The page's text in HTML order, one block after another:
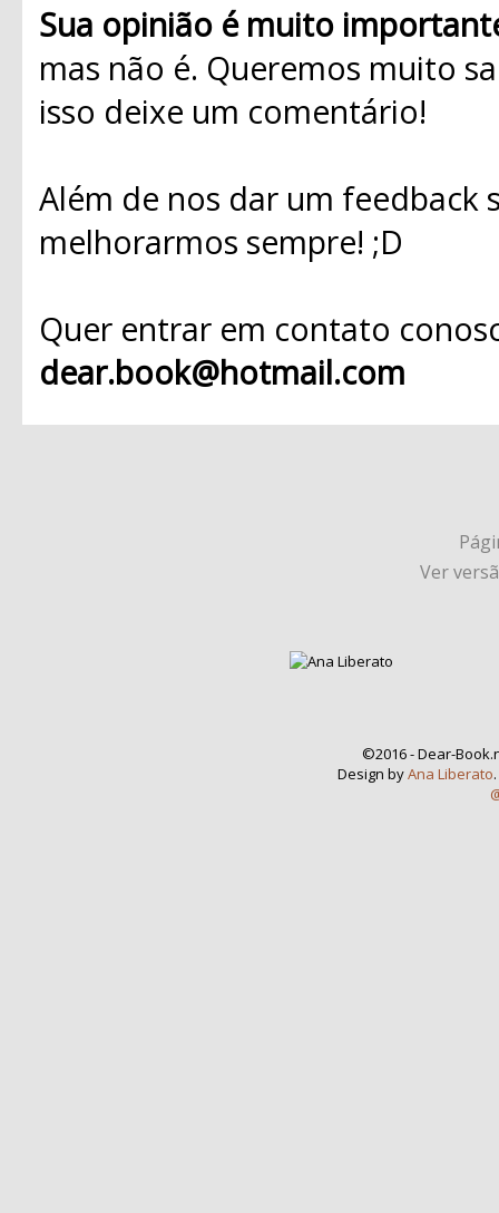
Sua opinião é muito
mas não é. Queremos muito
isso deixe um comentário!
Além de nos dar um
melhorarmos sempre! ;D
Quer entrar em contato
dear.book@hotmail.com
Ver
©2016 - Dear-
Design byAna Liberato